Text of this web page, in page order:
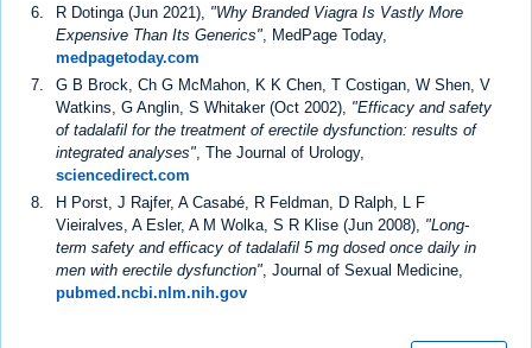
R Dotinga (Jun 2021), "Why Branded Viagra Is Vastly More
Expensive Than Its Generics" , MedPage Today,
medpagetoday.com
G B Brock, Ch G McMahon, K K Chen, T Costigan, W Shen, V
Watkins, G Anglin, S Whitaker (Oct 2002), "Efficacy and safety
of tadalafil for the treatment of erectile dysfunction: results of
integrated analyses" , The Journal of Urology,
sciencedirect.com
H Porst, J Rajfer, A Casabé, R Feldman, D Ralph, L F
Vieiralves, A Esler, A M Wolka, S R Klise (Jun 2008), "Long-
term safety and efficacy of tadalafil 5 mg dosed once daily in
men with erectile dysfunction" , Journal of Sexual Medicine,
pubmed.ncbi.nlm.nih.gov